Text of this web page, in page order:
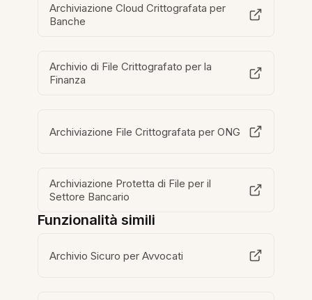
Archiviazione Cloud Crittografata per
Banche
Archivio di File Crittografato per la
Finanza
Archiviazione File Crittografata per ONG
Archiviazione Protetta di File per il
Settore Bancario
Funzionalità simili
Archivio Sicuro per Avvocati